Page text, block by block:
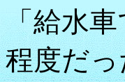
「給水
程度だ